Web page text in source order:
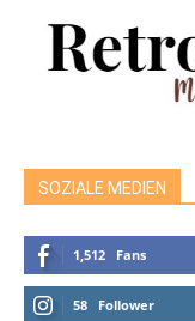
SOZIALE MEDIEN
1,512 Fans
58 Follower